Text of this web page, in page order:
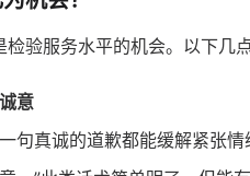
验服务水平的机会。以下几
意
句真诚的道歉都能缓解紧张